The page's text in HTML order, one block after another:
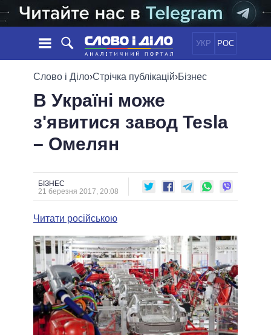
УКР РОС
НОВИНИ
СТРІЧКА
ПОДІЇ
СТАТТІ
ОГЛЯДИ
ДАЙДЖЕСТИ
ПОЛІТИКА
ЕКОНОМІКА
ОБIЦЯНКИ
ПОЛIТИКИ
ПРЕЗИДЕНТ І ОФІС
ВЕРХОВНА РАДА
МЕРИ МІСТ
ВСІ ПЕРСОНИ
ВІДЕО
ПОРІВНЯННЯ ПОЛІТИКІВ
Слово і Діло›Стрічка публікацій›Бізнес
В Україні може
з'явитися завод Tesla
– Омелян
БІЗНЕС
21 березня 2017, 20:08
Читати російською